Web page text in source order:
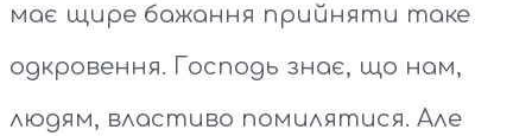
має щире бажання прийняти таке
одкровення. Господь знає, що нам,
людям, властиво помилятися. Але